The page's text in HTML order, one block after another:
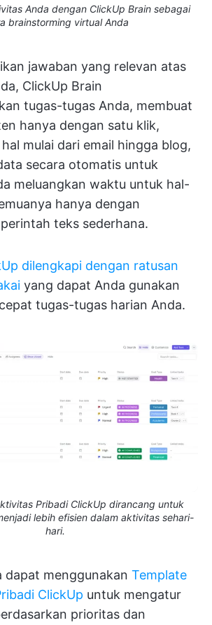
Anda dengan ClickUp Brain sebagai
brainstorming virtual Anda
jawaban yang relevan atas
ClickUp Brain
tugas-tugas Anda, membuat
hanya dengan satu klik,
mulai dari email hingga blog,
secara otomatis untuk
meluangkan waktu untuk hal-
hanya dengan
teks sederhana.
dilengkapi dengan ratusan
yang dapat Anda gunakan
tugas-tugas harian Anda.
Pribadi ClickUp dirancang untuk
lebih efisien dalam aktivitas sehari-
hari.
dapat menggunakan Template
ClickUp untuk mengatur
prioritas dan